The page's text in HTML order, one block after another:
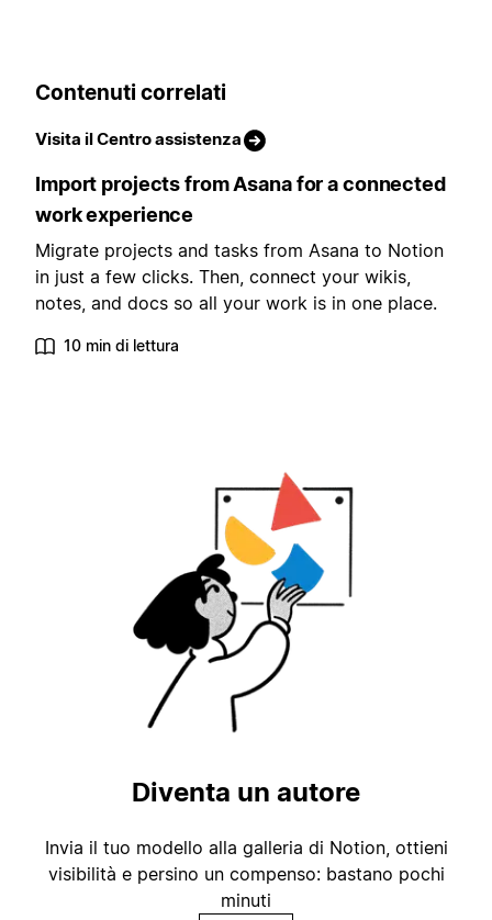
Contenuti correlati
Visita il Centro assistenza
Import projects from Asana for a connected
work experience
Migrate projects and tasks from Asana to Notion
in just a few clicks. Then, connect your wikis,
notes, and docs so all your work is in one place.
10 min di lettura
Diventa un autore
Invia il tuo modello alla galleria di Notion, ottieni
visibilità e persino un compenso: bastano pochi
minuti